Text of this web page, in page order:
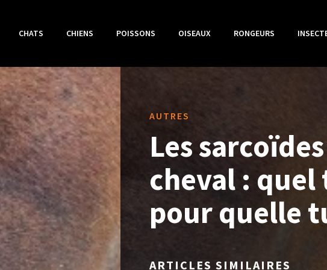
CHATS CHIENS POISSONS OISEAUX RONGEURS
AUTRES
Les
cheval :
pour quelle
ARTICLES SIMILAIRES